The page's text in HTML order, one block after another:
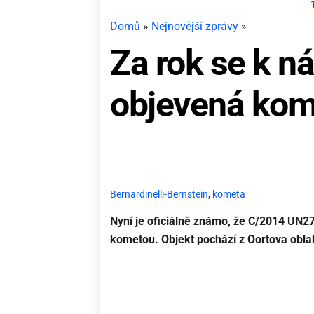
Domů » Nejnovější zprávy »
Za rok se k
objevená
Bernardinelli-Bernstein, kometa
Nyní je oficiálně známo, že C/2014
kometou. Objekt pochází z Oortova